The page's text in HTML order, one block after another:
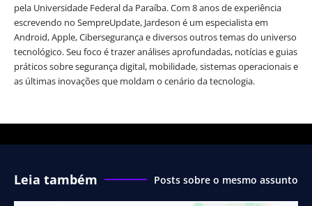
pela Universidade Federal da Paraíba. Com 8 anos de experiência
escrevendo no SempreUpdate, Jardeson é um especialista em
Android, Apple, Cibersegurança e diversos outros temas do universo
tecnológico. Seu foco é trazer análises aprofundadas, notícias e guias
práticos sobre segurança digital, mobilidade, sistemas operacionais e
as últimas inovações que moldam o cenário da tecnologia.
Leia também Posts sobre o mesmo assunto